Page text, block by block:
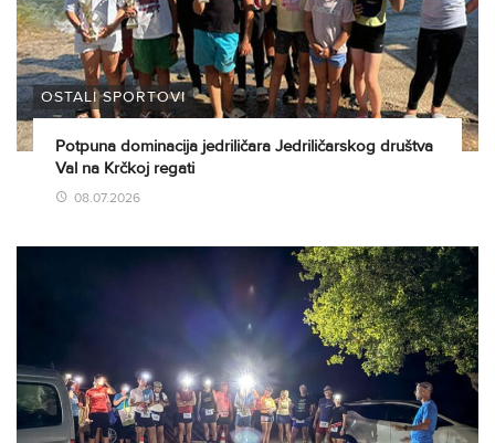
OSTALI SPORTOVI
Potpuna dominacija jedriličara Jedriličarskog društva
Val na Krčkoj regati
08.07.2026